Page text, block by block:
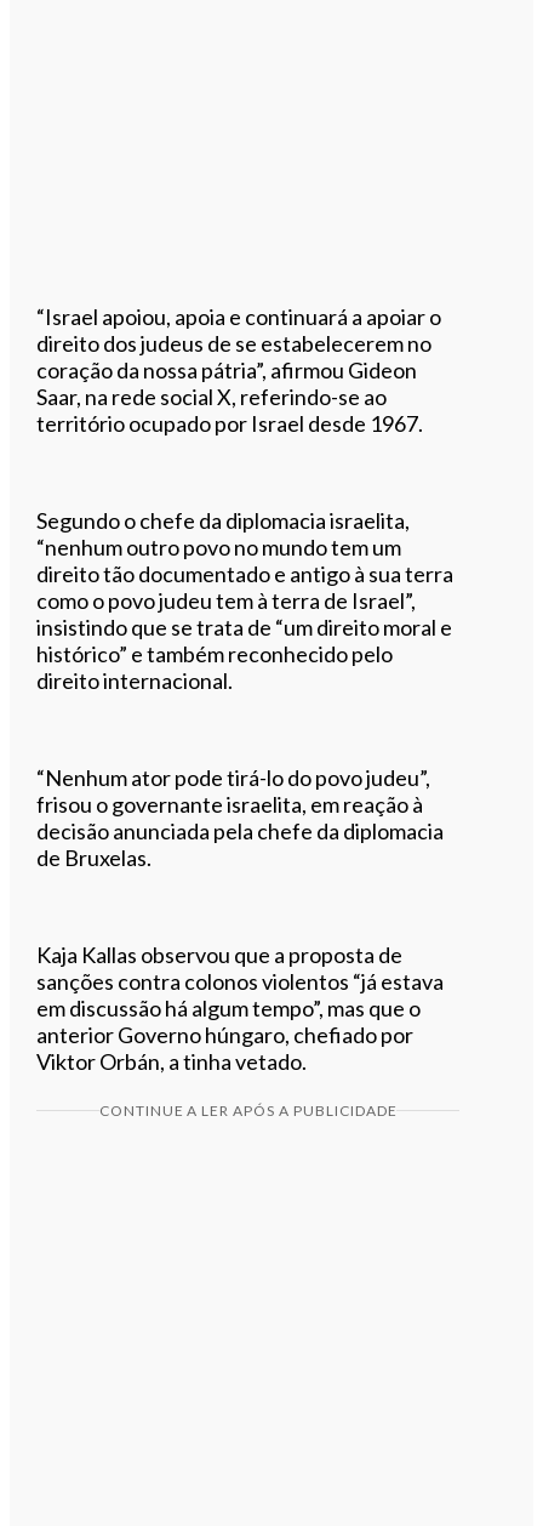
“Israel apoiou, apoia e continuará a apoiar o
direito dos judeus de se estabelecerem no
coração da nossa pátria”, afirmou Gideon
Saar, na rede social X, referindo-se ao
território ocupado por Israel desde 1967.
Segundo o chefe da diplomacia israelita,
“nenhum outro povo no mundo tem um
direito tão documentado e antigo à sua terra
como o povo judeu tem à terra de Israel”,
insistindo que se trata de “um direito moral e
histórico” e também reconhecido pelo
direito internacional.
“Nenhum ator pode tirá-lo do povo judeu”,
frisou o governante israelita, em reação à
decisão anunciada pela chefe da diplomacia
de Bruxelas.
Kaja Kallas observou que a proposta de
sanções contra colonos violentos “já estava
em discussão há algum tempo”, mas que o
anterior Governo húngaro, chefiado por
Viktor Orbán, a tinha vetado.
CONTINUE A LER APÓS A PUBLICIDADE